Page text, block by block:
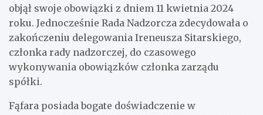
objął swoje obowiązki z dniem 11 kwietnia 2024
roku. Jednocześnie Rada Nadzorcza zdecydowała o
zakończeniu delegowania Ireneusza Sitarskiego,
członka rady nadzorczej, do czasowego
wykonywania obowiązków członka zarządu
spółki.
Fąfara posiada bogate doświadczenie w